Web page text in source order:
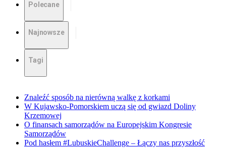
Polecane
Najnowsze
Tagi
Znaleźć sposób na nierówną walkę z korkami
W Kujawsko-Pomorskiem uczą się od gwiazd Doliny
Krzemowej
O finansach samorządów na Europejskim Kongresie
Samorządów
Pod hasłem #LubuskieChallenge – Łączy nas przyszłość